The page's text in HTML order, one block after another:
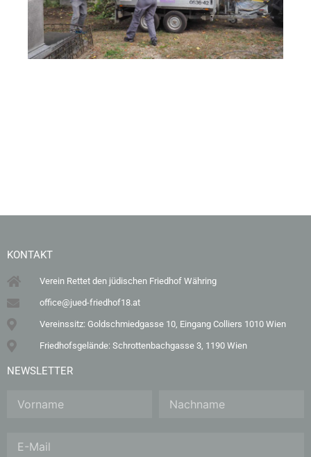
KONTAKT
Verein Rettet den jüdischen Friedhof Währing
office@jued-friedhof18.at
Vereinssitz: Goldschmiedgasse 10, Eingang Colliers 1010 Wien
Friedhofsgelände: Schrottenbachgasse 3, 1190 Wien
NEWSLETTER